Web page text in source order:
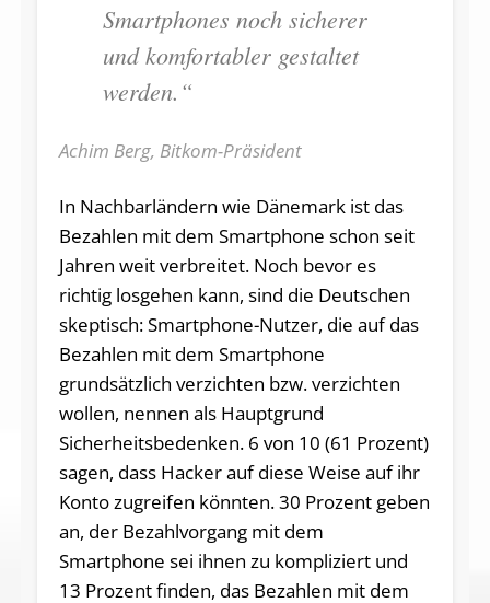
Smartphones noch sicherer
und komfortabler gestaltet
werden.“
Achim Berg, Bitkom-Präsident
In Nachbarländern wie Dänemark ist das
Bezahlen mit dem Smartphone schon seit
Jahren weit verbreitet. Noch bevor es
richtig losgehen kann, sind die Deutschen
skeptisch: Smartphone-Nutzer, die auf das
Bezahlen mit dem Smartphone
grundsätzlich verzichten bzw. verzichten
wollen, nennen als Hauptgrund
Sicherheitsbedenken. 6 von 10 (61 Prozent)
sagen, dass Hacker auf diese Weise auf ihr
Konto zugreifen könnten. 30 Prozent geben
an, der Bezahlvorgang mit dem
Smartphone sei ihnen zu kompliziert und
13 Prozent finden, das Bezahlen mit dem